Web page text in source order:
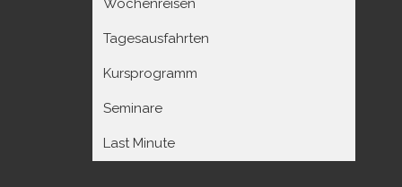
Wochenreisen
Tagesausfahrten
Kursprogramm
Seminare
Last Minute